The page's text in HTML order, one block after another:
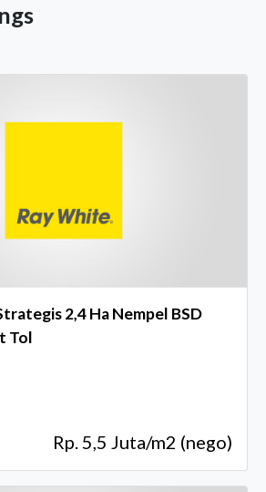
acara ini dihadiri oleh Country
2,4 Ha Nempel BSD
Tol
Rp. 5,5 Juta/m2 (nego)